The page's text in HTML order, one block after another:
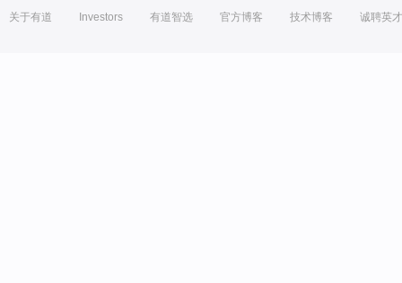
关于有道 Investors 有道智选 官方博客 技术博客 诚聘英才